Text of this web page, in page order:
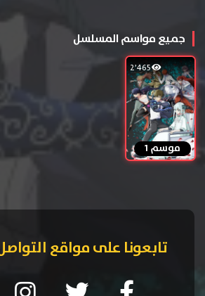
جميع مواسم المسلسل
2٬465
موسم 1
تابعونا على مواقع